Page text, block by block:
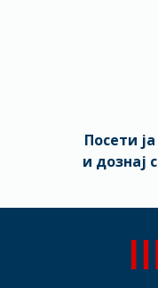
Посети
и дознај